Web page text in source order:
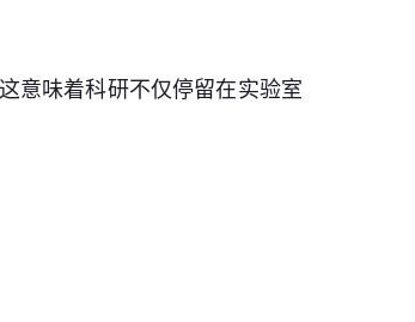
意味着科研不仅停留在实验室